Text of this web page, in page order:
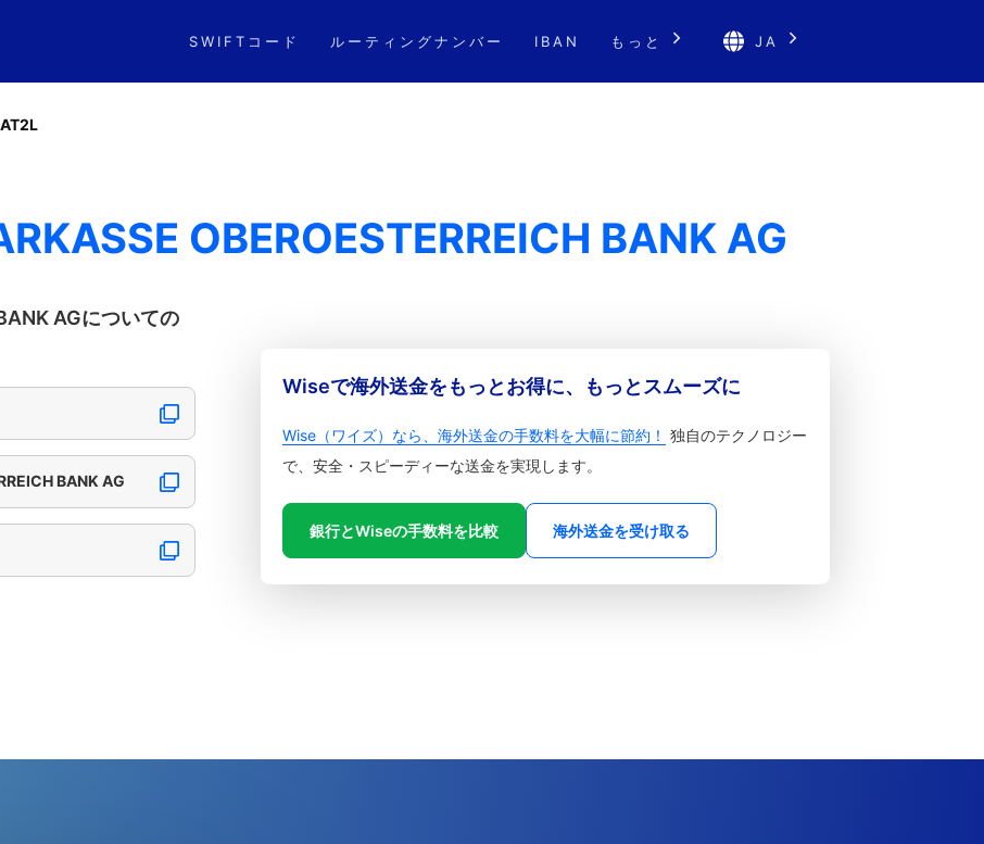
SWIFTコード ルーティングナンバー IBAN もっと JA
OBEROESTERREICH BANK AG
AGについての
BANK AG
Wiseで海外送金をもっとお得に、もっとスムーズに
Wise（ワイズ）なら、海外送金の手数料を大幅に節約！ 独自のテクノロジー
で、安全・スピーディーな送金を実現します。
銀行とWiseの手数料を比較 海外送金を受け取る